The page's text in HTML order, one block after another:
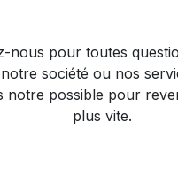
nous pour toutes
notre société ou nos
notre possible pour
plus vite.